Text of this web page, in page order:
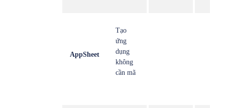
AppSheet
Tạo
ứng
dụng
không
cần mã